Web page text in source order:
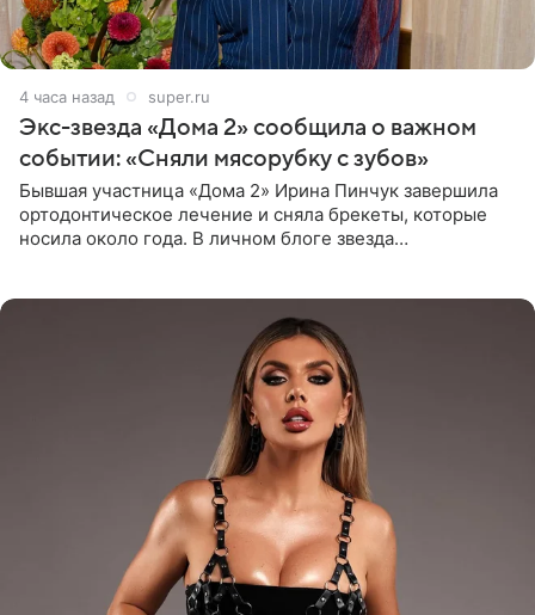
4 часа назад super.ru
Экс-звезда «Дома 2» сообщила о важном
событии: «Сняли мясорубку с зубов»
Бывшая участница «Дома 2» Ирина Пинчук завершила
ортодонтическое лечение и сняла брекеты, которые
носила около года. В личном блоге звезда